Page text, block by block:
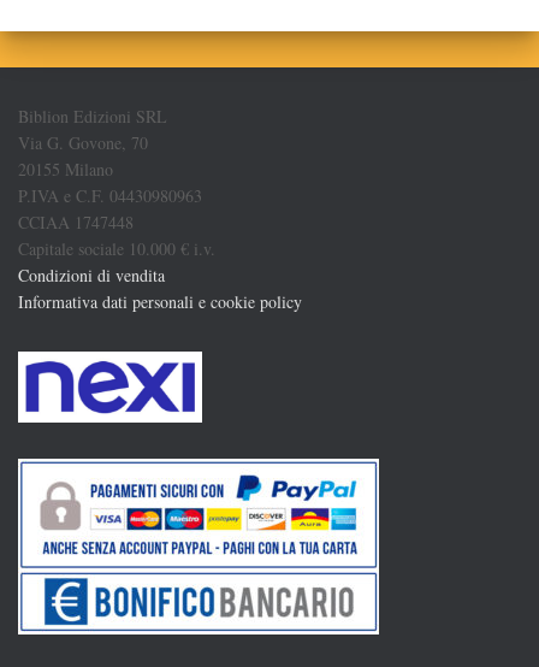
Biblion Edizioni SRL
Via G. Govone, 70
20155 Milano
P.IVA e C.F. 04430980963
CCIAA 1747448
Capitale sociale 10.000 € i.v.
Condizioni di vendita
Informativa dati personali e cookie policy